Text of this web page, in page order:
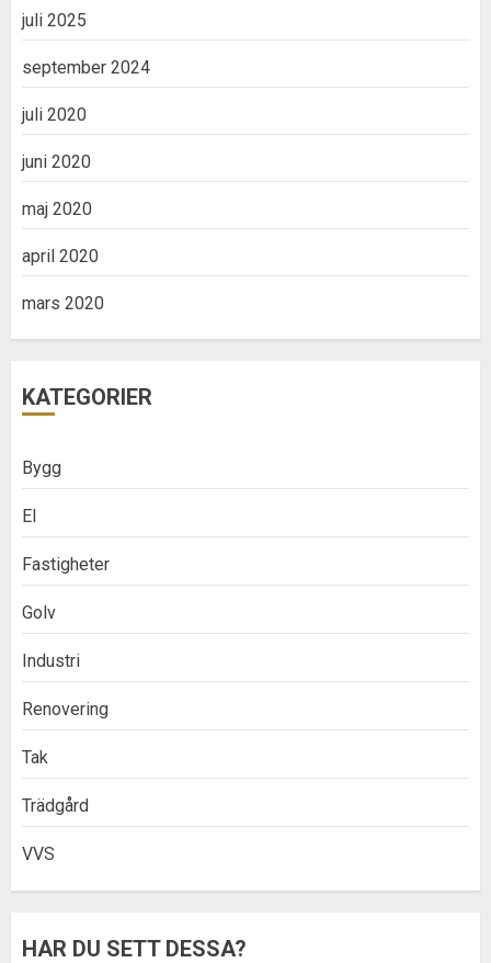
juli 2025
september 2024
juli 2020
juni 2020
maj 2020
april 2020
mars 2020
KATEGORIER
Bygg
El
Fastigheter
Golv
Industri
Renovering
Tak
Trädgård
VVS
HAR DU SETT DESSA?